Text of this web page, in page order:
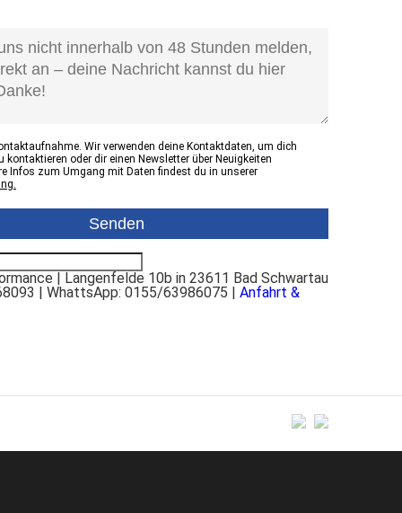
Wir verwenden deine Kontaktdaten, um dich
oder dir einen Newsletter über Neuigkeiten
Infos zum Umgang mit Daten findest du in unserer
| Langenfelde 10b in 23611 Bad Schwartau
| WhattsApp: 0155/63986075 | Anfahrt &